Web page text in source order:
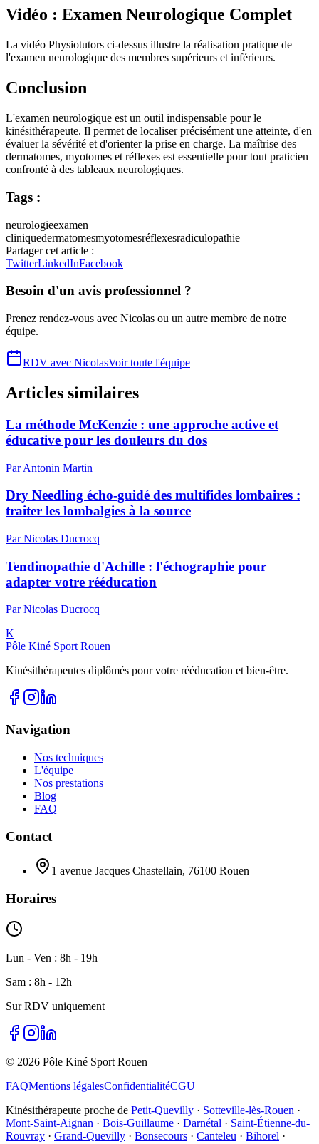
Vidéo : Examen Neurologique Complet
La vidéo Physiotutors ci-dessus illustre la réalisation pratique de
l'examen neurologique des membres supérieurs et inférieurs.
Conclusion
L'examen neurologique est un outil indispensable pour le
kinésithérapeute. Il permet de localiser précisément une atteinte, d'en
évaluer la sévérité et d'orienter la prise en charge. La maîtrise des
dermatomes, myotomes et réflexes est essentielle pour tout praticien
confronté à des tableaux neurologiques.
Tags :
neurologieexamen
cliniquedermatomesmyotomesréflexesradiculopathie
Partager cet article :
TwitterLinkedInFacebook
Besoin d'un avis professionnel ?
Prenez rendez-vous avec Nicolas ou un autre membre de notre
équipe.
RDV avec NicolasVoir toute l'équipe
Articles similaires
La méthode McKenzie : une approche active et
éducative pour les douleurs du dos
ParAntonin Martin
Dry Needling écho-guidé des multifides lombaires :
traiter les lombalgies à la source
ParNicolas Ducrocq
Tendinopathie d'Achille : l'échographie pour
adapter votre rééducation
ParNicolas Ducrocq
K
Pôle Kiné Sport Rouen
Kinésithérapeutes diplômés pour votre rééducation et bien-être.
Navigation
Nos techniques
L'équipe
Nos prestations
Blog
FAQ
Contact
1 avenue Jacques Chastellain, 76100 Rouen
Horaires
Lun - Ven : 8h - 19h
Sam : 8h - 12h
Sur RDV uniquement
© 2026 Pôle Kiné Sport Rouen
FAQMentions légalesConfidentialitéCGU
Kinésithérapeute proche de Petit-Quevilly · Sotteville-lès-Rouen ·
Mont-Saint-Aignan · Bois-Guillaume · Darnétal · Saint-Étienne-du-
Rouvray · Grand-Quevilly · Bonsecours · Canteleu · Bihorel ·